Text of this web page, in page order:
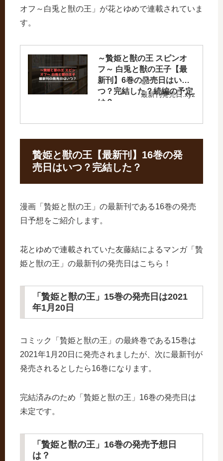
オフ～白兎と獣の王」が花とゆめで連載されていま
す。
～贄姫と獣の王 スピンオ
フ～ 白兎と獣の王子【最
新刊】6巻の発売日はい
つ？完結した？続編の予定
は？
最新刊発売日.xyz
贄姫と獣の王【最新刊】16巻の発
売日はいつ？完結した？
漫画「贄姫と獣の王」の最新刊である16巻の発売
日予想をご紹介します。
花とゆめで連載されていた友藤結によるマンガ「贄
姫と獣の王」の最新刊の発売日はこちら！
「贄姫と獣の王」15巻の発売日は2021
年1月20日
コミック「贄姫と獣の王」の最終巻である15巻は
2021年1月20日に発売されましたが、次に最新刊が
発売されるとしたら16巻になります。
完結済みのため「贄姫と獣の王」16巻の発売日は
未定です。
「贄姫と獣の王」16巻の発売予想日
は？